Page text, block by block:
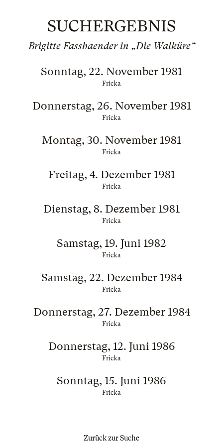
SUCHERGEBNIS
Brigitte Fassbaender in „Die Walküre“
Sonntag, 22. November 1981
Fricka
Donnerstag, 26. November 1981
Fricka
Montag, 30. November 1981
Fricka
Freitag, 4. Dezember 1981
Fricka
Dienstag, 8. Dezember 1981
Fricka
Samstag, 19. Juni 1982
Fricka
Samstag, 22. Dezember 1984
Fricka
Donnerstag, 27. Dezember 1984
Fricka
Donnerstag, 12. Juni 1986
Fricka
Sonntag, 15. Juni 1986
Fricka
Zurück zur Suche